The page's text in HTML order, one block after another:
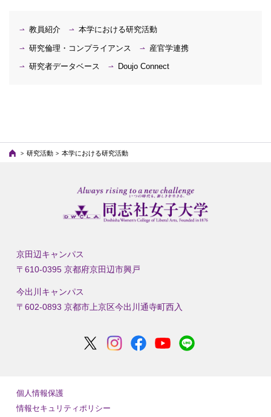
教員紹介 本学における研究活動
研究倫理・コンプライアンス 産官学連携
研究者データベース Doujo Connect
研究活動 本学における研究活動
京田辺キャンパス
〒610-0395 京都府京田辺市興戸
今出川キャンパス
〒602-0893 京都市上京区今出川通寺町西入
個人情報保護
情報セキュリティポリシー